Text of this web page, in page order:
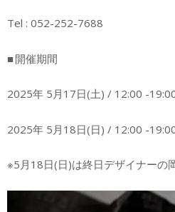
Tel : 052-252-7688
■ 開催期間
2025年 5月17日(土) / 12:00 -
2025年 5月18日(日) / 12:00 -
※5月18日(日)は終日デザイナーの